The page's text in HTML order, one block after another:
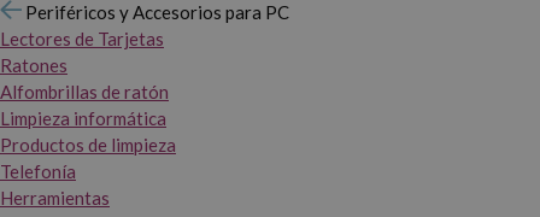
Periféricos y Accesorios para PC
Lectores de Tarjetas
Ratones
Alfombrillas de ratón
Limpieza informática
Productos de limpieza
Telefonía
Herramientas